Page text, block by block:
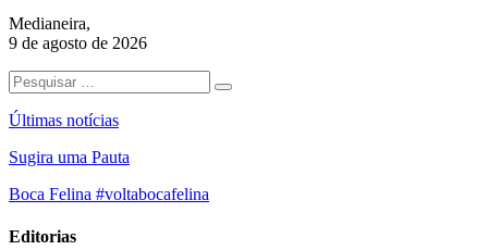
Medianeira,
9 de agosto de 2026
Últimas notícias
Sugira uma Pauta
Boca Felina #voltabocafelina
Editorias